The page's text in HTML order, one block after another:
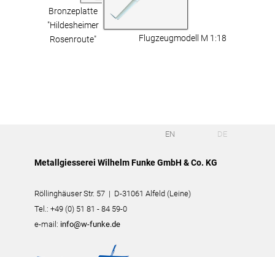
Bronzeplatte
"Hildesheimer
Rosenroute"
Flugzeugmodell M 1:18
EN DE
Metallgiesserei Wilhelm Funke GmbH & Co. KG
Röllinghäuser Str. 57 | D-31061 Alfeld (Leine)
Tel.: +49 (0) 51 81 - 84 59-0
e-mail: info@w-funke.de